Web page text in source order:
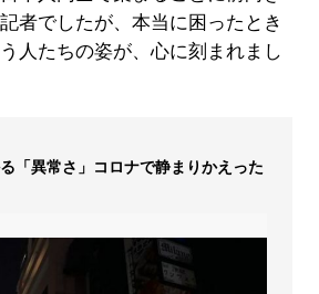
者でしたが、本当に困ったとき
人たちの姿が、心に刻まれまし
「異常さ」コロナで静まりかえった